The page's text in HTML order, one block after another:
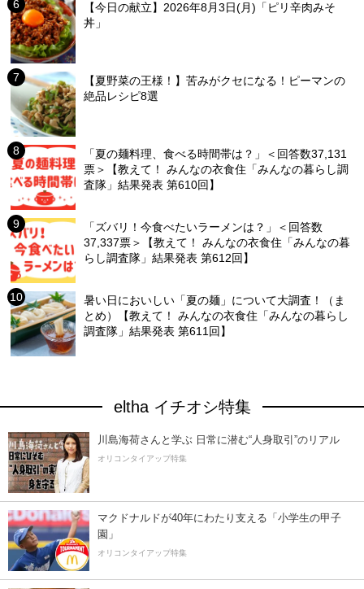
【今日の献立】2026年8月3日(月)「ピリ辛肉みそ
丼」
【夏野菜の王様！】苦みがクセになる！ピーマンの
絶品レシピ8選
「夏の麺料理、食べる時間帯は？」＜回答数37,131
票＞【教えて！ みんなの衣食住「みんなの暮らし調
査隊」結果発表 第610回】
「ズバリ！今食べたいラーメンは？」＜回答数
37,337票＞【教えて！ みんなの衣食住「みんなの暮
らし調査隊」結果発表 第612回】
暑い日においしい「夏の麺」について大調査！（ま
とめ）【教えて！ みんなの衣食住「みんなの暮らし
調査隊」結果発表 第611回】
eltha イチオシ特集
川島海荷さんと学ぶ 日常に潜む“人身取引”のリアル
オリコンタイアップ特集
マクドナルドが40年にわたり支える「小学生の甲子
園」
オリコンタイアップ特集